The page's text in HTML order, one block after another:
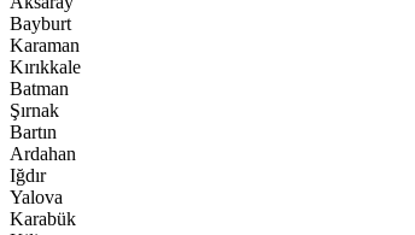
Bayburt
Karaman
Kırıkkale
Batman
Şırnak
Bartın
Ardahan
Iğdır
Yalova
Karabük